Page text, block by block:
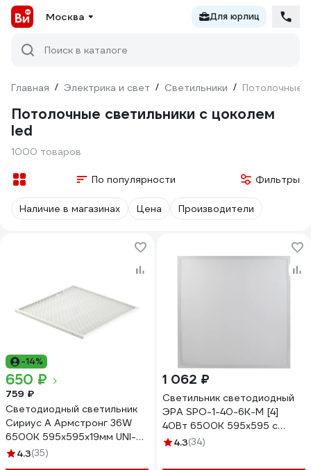
Москва Для юрлиц
Поиск в каталоге
Главная / Электрика и свет / Светильники / Потолочные
Потолочные светильники с цоколем
led
1000 товаров
По популярности Фильтры
Наличие в магазинах Цена Производители
-14%
650 ₽
759 ₽
Светодиодный светильник
Сириус А Армстронг 36W
6500K 595х595х19мм UNI-
595x595-36W-PR-65K
4.3(35)
1 062 ₽
Светильник светодиодный
ЭРА SPO-1-40-6K-M [4]
40Вт 6500К 595x595 с
равномерной засветкой
4.3(34)